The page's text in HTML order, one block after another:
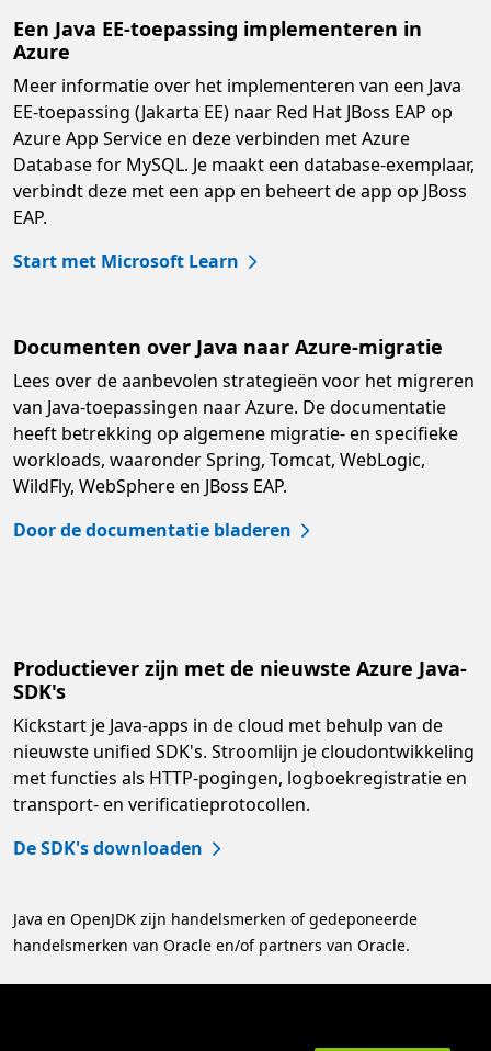
Een Java EE-toepassing implementeren in
Azure
Meer informatie over het implementeren van een Java
EE-toepassing (Jakarta EE) naar Red Hat JBoss EAP op
Azure App Service en deze verbinden met Azure
Database for MySQL. Je maakt een database-exemplaar,
verbindt deze met een app en beheert de app op JBoss
EAP.
Start met Microsoft Learn
Documenten over Java naar Azure-migratie
Lees over de aanbevolen strategieën voor het migreren
van Java-toepassingen naar Azure. De documentatie
heeft betrekking op algemene migratie- en specifieke
workloads, waaronder Spring, Tomcat, WebLogic,
WildFly, WebSphere en JBoss EAP.
Door de documentatie bladeren
Productiever zijn met de nieuwste Azure Java-
SDK's
Kickstart je Java-apps in de cloud met behulp van de
nieuwste unified SDK's. Stroomlijn je cloudontwikkeling
met functies als HTTP-pogingen, logboekregistratie en
transport- en verificatieprotocollen.
De SDK's downloaden
Java en OpenJDK zijn handelsmerken of gedeponeerde
handelsmerken van Oracle en/of partners van Oracle.